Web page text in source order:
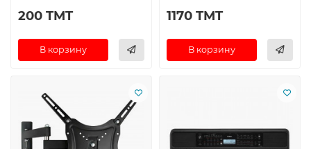
200 TMT
В корзину
1170 TMT
В корзину